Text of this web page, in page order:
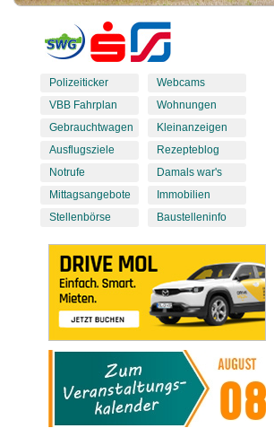
Polizeiticker
VBB Fahrplan
Gebrauchtwagen
Ausflugsziele
Notrufe
Mittagsangebote
Stellenbörse
Webcams
Wohnungen
Kleinanzeigen
Rezepteblog
Damals war's
Immobilien
Baustelleninfo